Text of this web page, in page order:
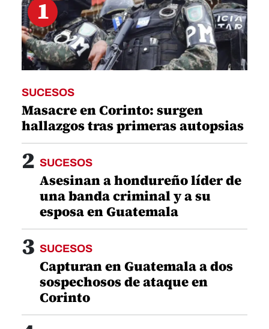
1
SUCESOS
Masacre en Corinto: surgen
hallazgos tras primeras autopsias
2 SUCESOS
Asesinan a hondureño líder de
una banda criminal y a su
esposa en Guatemala
3 SUCESOS
Capturan en Guatemala a dos
sospechosos de ataque en
Corinto